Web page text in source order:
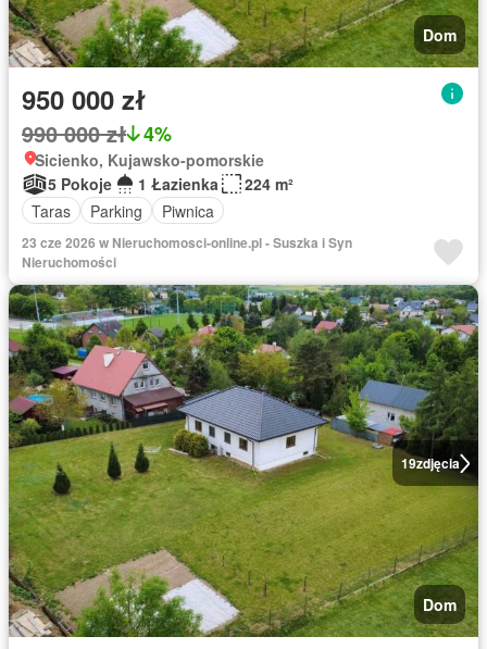
Dom
950 000 zł
990 000 zł 4%
Sicienko, Kujawsko-pomorskie
5 Pokoje
1 Łazienka
224 m²
Taras
Parking Piwnica
23 cze 2026 w Nieruchomosci-online.pl - Suszka i Syn
Nieruchomości
19zdjęcia
Dom